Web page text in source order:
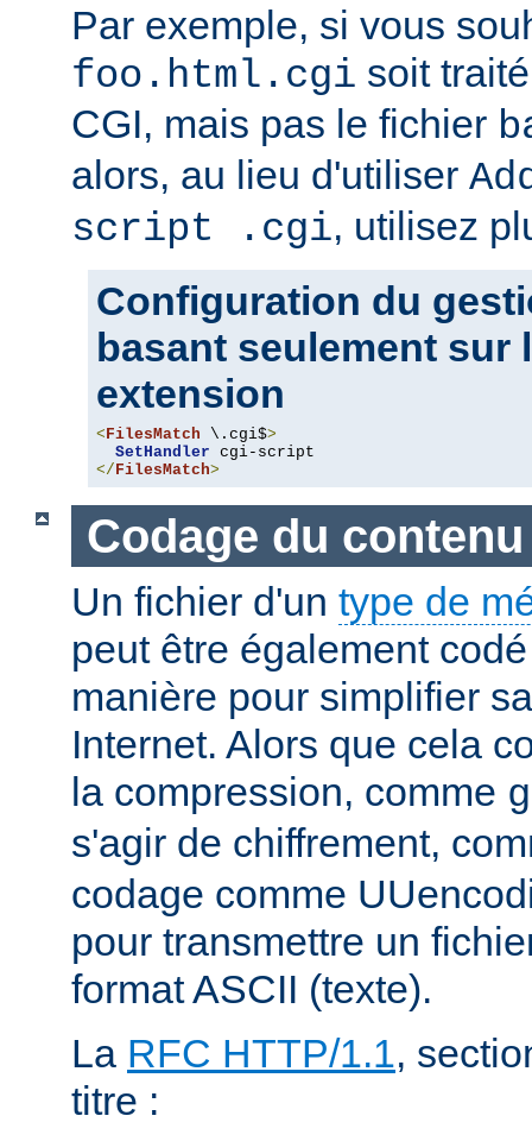
Par exemple, si vous
foo.html.cgi soit
CGI, mais pas le fichier
alors, au lieu d'utiliser
script .cgi, utilisez
Configuration du
basant seulement sur
extension
< FilesMatch \.cgi$>
SetHandler
</ FilesMatch>
Codage du contenu
Un fichier d'un type de
peut être également
manière pour simplifier
Internet. Alors que cela
la compression, comme
s'agir de chiffrement,
codage comme
pour transmettre un
format ASCII (texte).
La RFC HTTP/1.1,
titre :